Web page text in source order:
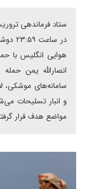
ستاد فرماندهی
در
هوایی انگلیس با
انصارالله یمن
سامانه‌های موشکی،
و انبار تسلیحات
مواضع هدف قرار